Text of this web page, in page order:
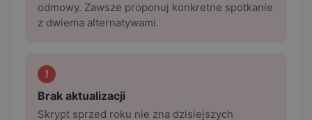
odmowy. Zawsze proponuj konkretne spotkanie
z dwiema alternatywami.
!
Brak aktualizacji
Skrypt sprzed roku nie zna dzisiejszych